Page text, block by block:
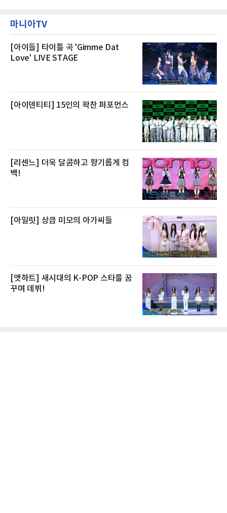
스 센터 사우나 2인 이용 혜택이 포함된다.특히
클럽 앰배서더 라운지
우 등이 포함됐다. 쿠팡은 올해 큰 크기의 전복
생산량이 늘어난 점을 반영해 주요 산지 상품을
전복은 산지에서 채취한 뒤 전국으로 직송되는
방식으로 운영된다. 신선도가 중요한 상품인 만
큼 이르면 다음 날 오전 배송이 가능하도록 물류
마니아TV
[아이들] 타이틀 곡 'Gimme Dat
Love' LIVE STAGE
[아이덴티티] 15인의 꽉찬 퍼포먼스
[리센느] 더욱 달콤하고 향기롭게 컴
백!
[아일릿] 상큼 미모의 아가씨들
[앳하트] 새시대의 K-POP 스타를 꿈
꾸며 데뷔!